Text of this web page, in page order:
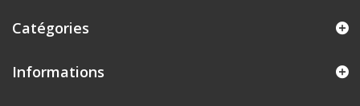
Catégories
Informations